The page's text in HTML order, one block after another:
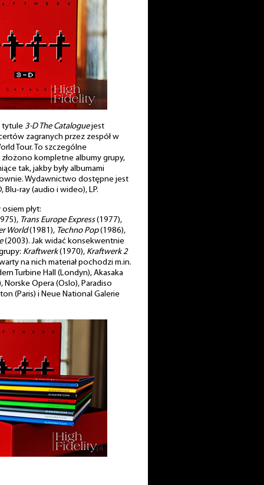
tytule 3-D The Cataloguejest
zagranych przez zespół w
Tour. To szczególne
kompletne albumy grupy,
tak, jakby były albumami
Wydawnictwo dostępne jest
Blu-ray (audio i wideo), LP.
płyt:
Trans Europe Express(1977),
World(1981), Techno Pop(1986),
(2003). Jak widać konsekwentnie
Kraftwerk(1970), Kraftwerk 2
na nich materiał pochodzi m.in.
Turbine Hall (Londyn), Akasaka
Norske Opera (Oslo), Paradiso
(Paris) i Neue National Galerie